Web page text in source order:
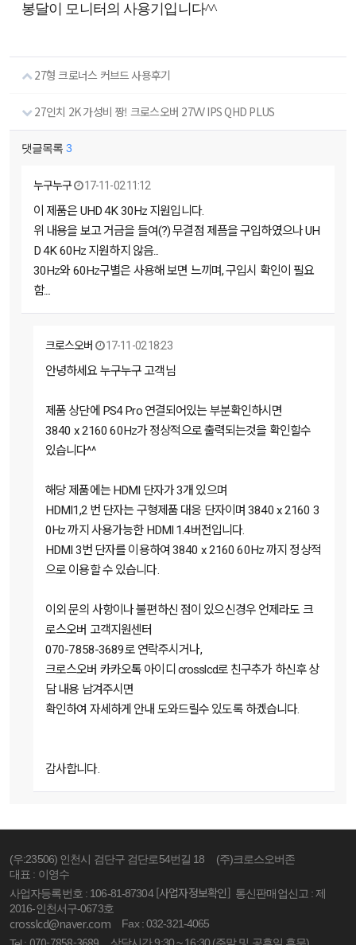
봉달이 모니터의 사용기입니다^^
27형 크로너스 커브드 사용후기
27인치 2K 가성비 짱! 크로스오버 27VV IPS QHD PLUS
댓글목록 3
누구누구 17-11-02 11:12
이 제품은 UHD 4K 30Hz 지원입니다.
위 내용을 보고 거금을 들여(?) 무결점 제픔을 구입하였으나 UH
D 4K 60Hz 지원하지 않음...
30Hz와 60Hz구별은 사용해 보면 느끼며, 구입시 확인이 필요
함....
크로스오버 17-11-02 18:23
안녕하세요 누구누구 고객님
제품 상단에 PS4 Pro 연결되어있는 부분확인하시면
3840 x 2160 60Hz가 정상적으로 출력되는것을 확인할수
있습니다^^
해당 제품에는 HDMI 단자가 3개 있으며
HDMI1,2 번 단자는 구형제품 대응 단자이며 3840 x 2160 3
0Hz 까지 사용가능한 HDMI 1.4버전입니다.
HDMI 3번 단자를 이용하여 3840 x 2160 60Hz 까지 정상적
으로 이용할 수 있습니다.
이외 문의 사항이나 불편하신 점이 있으신경우 언제라도 크
로스오버 고객지원센터
070-7858-3689로 연락주시거나,
크로스오버 카카오톡 아이디 crosslcd로 친구추가 하신후 상
담 내용 남겨주시면
확인하여 자세하게 안내 도와드릴수 있도록 하겠습니다.
감사합니다.
(우:23506) 인천시 검단구 검단로54번길 18
(주)크로스오버존
대표 : 이영수
사업자등록번호 : 106-81-87304[사업자정보확인] 통신판매업신고 : 제
2016-인천서구-0673호
crosslcd@naver.com
Fax : 032-321-4065